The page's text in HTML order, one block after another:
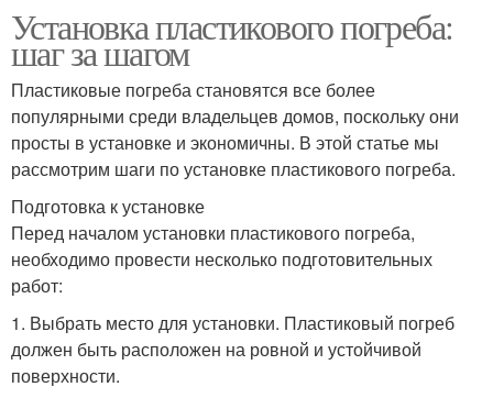
Установка пластикового погреба:
шаг за шагом
Пластиковые погреба становятся все более
популярными среди владельцев домов, поскольку они
просты в установке и экономичны. В этой статье мы
рассмотрим шаги по установке пластикового погреба.
Подготовка к установке
Перед началом установки пластикового погреба,
необходимо провести несколько подготовительных
работ:
1. Выбрать место для установки. Пластиковый погреб
должен быть расположен на ровной и устойчивой
поверхности.